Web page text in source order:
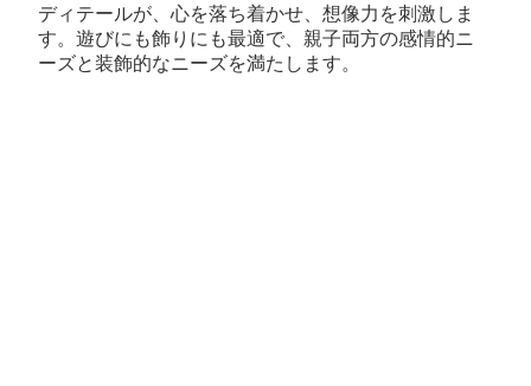
ディテールが、心を落ち着かせ、想像力を刺激しま
す。遊びにも飾りにも最適で、親子両方の感情的ニ
ーズと装飾的なニーズを満たします。